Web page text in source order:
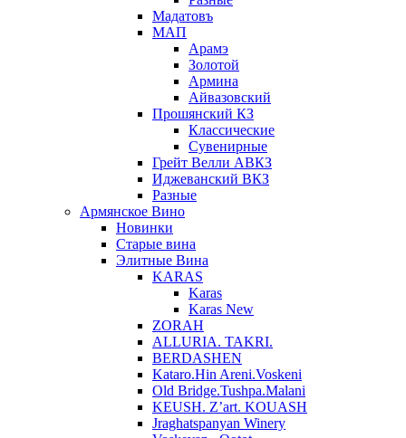
Мадатовъ
МАП
Арамэ
Золотой
Армина
Айвазовский
Прошянский КЗ
Классические
Сувенирные
Грейт Велли АВКЗ
Иджеванский ВКЗ
Разные
Армянское Вино
Новинки
Старые вина
Элитные Вина
KARAS
Karas
Karas New
ZORAH
ALLURIA. TAKRI.
BERDASHEN
Kataro.Hin Areni.Voskeni
Old Bridge.Tushpa.Malani
KEUSH. Z’art. KOUASH
Jraghatspanyan Winery